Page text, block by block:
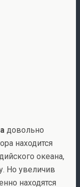
довольно
находится
океана,
Но увеличив
находятся